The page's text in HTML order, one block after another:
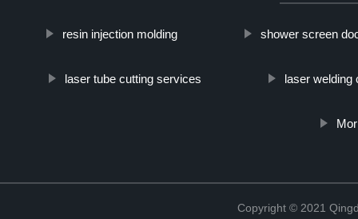
resin injection molding shower screen
laser tube cutting services laser welding
Copyright © 2021